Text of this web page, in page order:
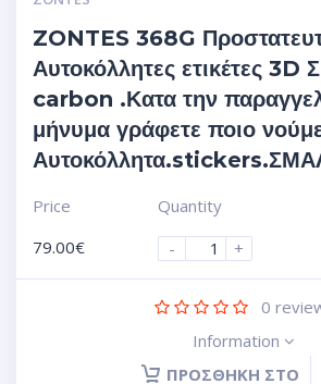
ZONTES 368G
Αυτοκόλλητες ετικέτες 3D
carbon .Κατα την
μήνυμα γράφετε ποιο
Price
79.00€
Quantity
-
+
0
Information
ΠΡΟΣΘΉΚΗ ΣΤΟ